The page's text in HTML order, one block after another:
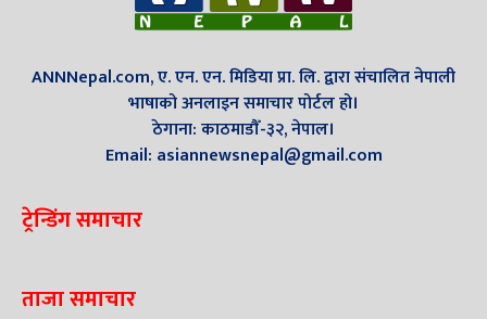
ANNNepal.com, ए. एन. एन. मिडिया प्रा. लि. द्वारा संचालित नेपाली
भाषाको अनलाइन समाचार पोर्टल हो।
ठेगाना: काठमाडौँ-३२, नेपाल।
Email: asiannewsnepal@gmail.com
ट्रेन्डिंग समाचार
ताजा समाचार